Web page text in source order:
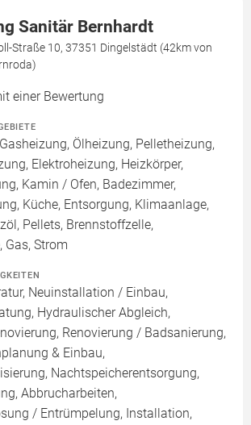
Sanitär Bernhardt
Straße 10, 37351 Dingelstädt (42km von
einer Bewertung
Ölheizung, Pelletheizung,
Elektroheizung, Heizkörper,
Kamin / Ofen, Badezimmer,
Küche, Entsorgung, Klimaanlage,
Pellets, Brennstoffzelle,
Gas, Strom
Neuinstallation / Einbau,
Hydraulischer Abgleich,
Renovierung / Badsanierung,
& Einbau,
Nachtspeicherentsorgung,
Abbrucharbeiten,
/ Entrümpelung, Installation,